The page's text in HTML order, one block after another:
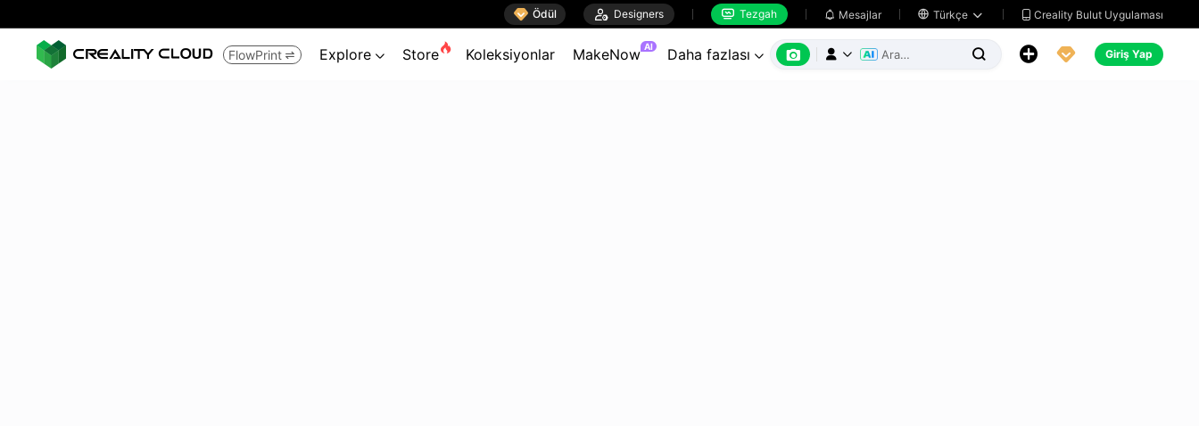
 Ödül  Designers  Tezgah  Mesajlar  Türkçe   Creality Bulut Uygulaması
FlowPrint  Explore  Store Koleksiyonlar MakeNow AI Daha fazlası        Giriş Yap